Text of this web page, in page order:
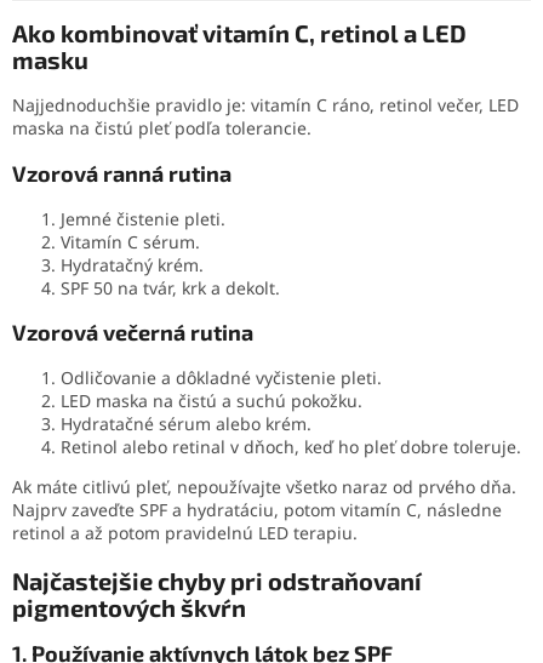
Ako kombinovať vitamín C, retinol a LED
masku
Najjednoduchšie pravidlo je: vitamín C ráno, retinol večer, LED
maska na čistú pleť podľa tolerancie.
Vzorová ranná rutina
Jemné čistenie pleti.
Vitamín C sérum.
Hydratačný krém.
SPF 50 na tvár, krk a dekolt.
Vzorová večerná rutina
Odličovanie a dôkladné vyčistenie pleti.
LED maska na čistú a suchú pokožku.
Hydratačné sérum alebo krém.
Retinol alebo retinal v dňoch, keď ho pleť dobre toleruje.
Ak máte citlivú pleť, nepoužívajte všetko naraz od prvého dňa.
Najprv zaveďte SPF a hydratáciu, potom vitamín C, následne
retinol a až potom pravidelnú LED terapiu.
Najčastejšie chyby pri odstraňovaní
pigmentových škvŕn
1. Používanie aktívnych látok bez SPF